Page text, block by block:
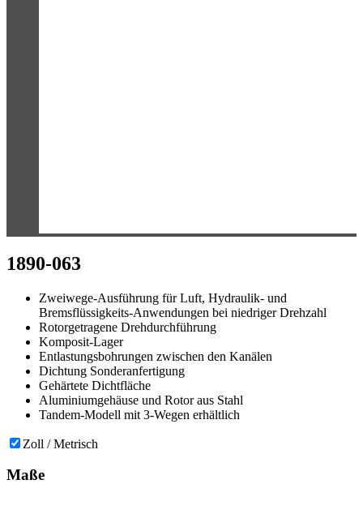
1890-063
Zweiwege-Ausführung für Luft, Hydraulik- und
Bremsflüssigkeits-Anwendungen bei niedriger Drehzahl
Rotorgetragene Drehdurchführung
Komposit-Lager
Entlastungsbohrungen zwischen den Kanälen
Dichtung Sonderanfertigung
Gehärtete Dichtfläche
Aluminiumgehäuse und Rotor aus Stahl
Tandem-Modell mit 3-Wegen erhältlich
Zoll / Metrisch
Maße